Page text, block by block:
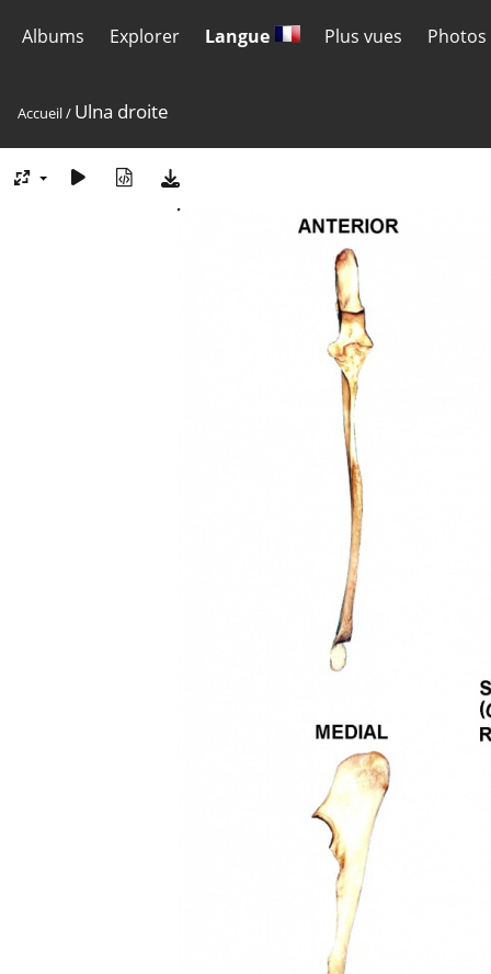
Albums Explorer Langue Plus vues
Accueil/ Ulna droite